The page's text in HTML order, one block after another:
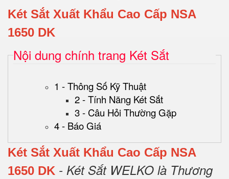
Két Sắt Xuất Khẩu Cao Cấp NSA
1650 DK
Nội dung chính trang Két Sắt
1 - Thông Số Kỹ Thuật
2 - Tính Năng Két Sắt
3 - Câu Hỏi Thường Gặp
4 - Báo Giá
Két Sắt Xuất Khẩu Cao Cấp NSA
1650 DK - Két Sắt WELKO là Thương